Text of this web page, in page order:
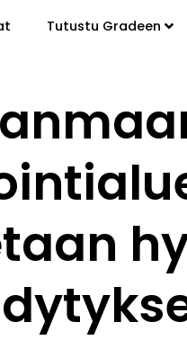
Tutustu Gradeen